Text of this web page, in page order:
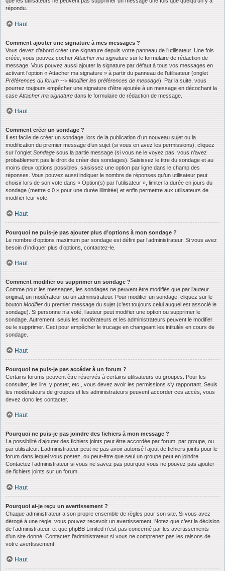
répondu.
Haut
Comment ajouter une signature à mes messages ?
Vous devez d’abord créer une signature depuis votre panneau de l’utilisateur. Une fois
créée, vous pouvez cocher Attacher ma signature sur le formulaire de rédaction de
message. Vous pouvez aussi ajouter la signature par défaut à tous vos messages en
activant l’option « Attacher ma signature » à partir du panneau de l’utilisateur (onglet
Préférences du forum --> Modifier les préférences de message). Par la suite, vous
pourrez toujours empêcher une signature d’être ajoutée à un message en décochant la
case Attacher ma signature dans le formulaire de rédaction de message.
Haut
Comment créer un sondage ?
Il est facile de créer un sondage, lors de la publication d’un nouveau sujet ou la
modification du premier message d’un sujet (si vous en avez les permissions), cliquez
sur l’onglet Sondage sous la partie message (si vous ne le voyez pas, vous n’avez
probablement pas le droit de créer des sondages). Saisissez le titre du sondage et au
moins deux options possibles, saisissez une option par ligne dans le champ des
réponses. Vous pouvez aussi indiquer le nombre de réponses qu’un utilisateur peut
choisir lors de son vote dans « Option(s) par l’utilisateur », limiter la durée en jours du
sondage (mettre « 0 » pour une durée illimitée) et enfin permettre aux utilisateurs de
modifier leur vote.
Haut
Pourquoi ne puis-je pas ajouter plus d’options à mon sondage ?
Le nombre d’options maximum par sondage est défini par l’administrateur. Si vous avez
besoin d’indiquer plus d’options, contactez-le.
Haut
Comment modifier ou supprimer un sondage ?
Comme pour les messages, les sondages ne peuvent être modifiés que par l’auteur
original, un modérateur ou un administrateur. Pour modifier un sondage, cliquez sur le
bouton Modifier du premier message du sujet (c’est toujours celui auquel est associé le
sondage). Si personne n’a voté, l’auteur peut modifier une option ou supprimer le
sondage. Autrement, seuls les modérateurs et les administrateurs peuvent le modifier
ou le supprimer. Ceci pour empêcher le trucage en changeant les intitulés en cours de
sondage.
Haut
Pourquoi ne puis-je pas accéder à un forum ?
Certains forums peuvent être réservés à certains utilisateurs ou groupes. Pour les
consulter, les lire, y poster, etc., vous devez avoir les permissions s’y rapportant. Seuls
les modérateurs de groupes et les administrateurs peuvent accorder ces accès, vous
devez donc les contacter.
Haut
Pourquoi ne puis-je pas joindre des fichiers à mon message ?
La possibilité d’ajouter des fichiers joints peut être accordée par forum, par groupe, ou
par utilisateur. L’administrateur peut ne pas avoir autorisé l’ajout de fichiers joints pour le
forum dans lequel vous postez, ou peut-être que seul un groupe peut en joindre.
Contactez l’administrateur si vous ne savez pas pourquoi vous ne pouvez pas ajouter
de fichiers joints sur un forum.
Haut
Pourquoi ai-je reçu un avertissement ?
Chaque administrateur a son propre ensemble de règles pour son site. Si vous avez
dérogé à une règle, vous pouvez recevoir un avertissement. Notez que c’est la décision
de l’administrateur, et que phpBB Limited n’est pas concerné par les avertissements
d’un site donné. Contactez l’administrateur si vous ne comprenez pas les raisons de
votre avertissement.
Haut